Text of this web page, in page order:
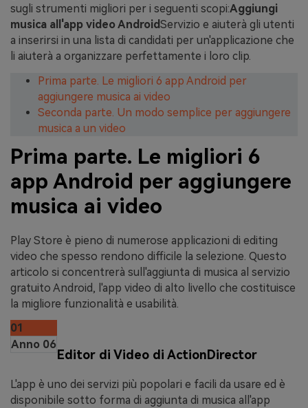
sugli strumenti migliori per i seguenti scopi:Aggiungi
musica all'app video AndroidServizio e aiuterà gli utenti
a inserirsi in una lista di candidati per un'applicazione che
li aiuterà a organizzare perfettamente i loro clip.
Prima parte. Le migliori 6 app Android per
aggiungere musica ai video
Seconda parte. Un modo semplice per aggiungere
musica a un video
Prima parte. Le migliori 6
app Android per aggiungere
musica ai video
Play Store è pieno di numerose applicazioni di editing
video che spesso rendono difficile la selezione. Questo
articolo si concentrerà sull'aggiunta di musica al servizio
gratuito Android, l'app video di alto livello che costituisce
la migliore funzionalità e usabilità.
01
Anno 06
Editor di Video di ActionDirector
L'app è uno dei servizi più popolari e facili da usare ed è
disponibile sotto forma di aggiunta di musica all'app